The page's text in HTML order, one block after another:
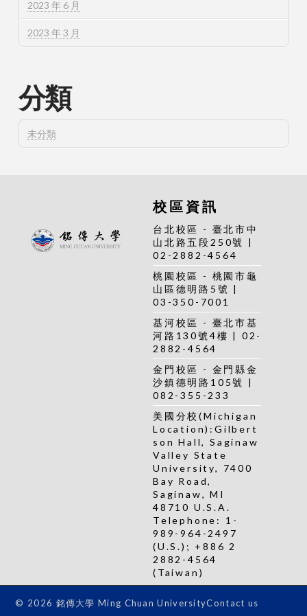
2023 年 6 月
2023 年 3 月
分類
未分類
校區資訊
台北校區 - 臺北市中
山北路五段250號 |
02-2882-4564
桃園校區 - 桃園市龜
山區德明路5號 |
03-350-7001
基河校區 - 臺北市基
河路130號4樓 | 02-
2882-4564
金門校區 - 金門縣金
沙鎮德明路105號 |
082-355-233
美國分校(Michigan
Location):Gilbert
son Hall, Saginaw
Valley State
University, 7400
Bay Road,
Saginaw, MI
48710 U.S.A.
Telephone: 1-
989-964-2497
(U.S.); +886 2
2882-4564
(Taiwan)
© 2026 銘傳大學 Ming Chuan UniversityContact us